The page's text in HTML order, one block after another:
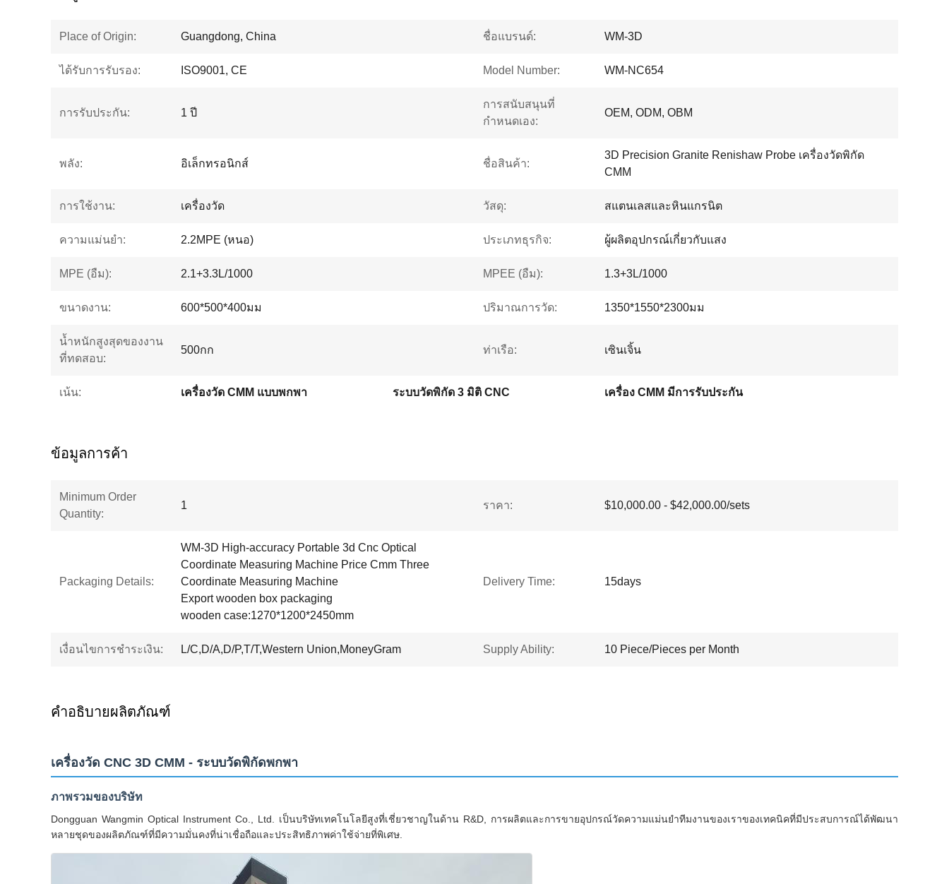
Place of Origin: Guangdong, China ชื่อแบรนด์: WM-3D
ได้รับการรับรอง: ISO9001, CE Model Number: WM-NC654
การรับประกัน: 1 ปี
การสนับสนุนที่
กำหนดเอง:
OEM, ODM, OBM
พลัง: อิเล็กทรอนิกส์ ชื่อสินค้า:
3D Precision Granite Renishaw Probe เครื่องวัดพิกัด
CMM
การใช้งาน: เครื่องวัด วัสดุ: สแตนเลสและหินแกรนิต
ความแม่นยำ: 2.2MPE (หนอ) ประเภทธุรกิจ: ผู้ผลิตอุปกรณ์เกี่ยวกับแสง
MPE (อืม): 2.1+3.3L/1000 MPEE (อืม): 1.3+3L/1000
ขนาดงาน: 600*500*400มม ปริมาณการวัด: 1350*1550*2300มม
น้ำหนักสูงสุดของงาน
ที่ทดสอบ:
500กก ท่าเรือ: เซินเจิ้น
เน้น: เครื่องวัด CMM แบบพกพา ระบบวัดพิกัด 3 มิติ CNC เครื่อง CMM มีการรับประกัน
ข้อมูลการค้า
Minimum Order
Quantity:
1 ราคา: $10,000.00 - $42,000.00/sets
Packaging Details:
WM-3D High-accuracy Portable 3d Cnc Optical
Coordinate Measuring Machine Price Cmm Three
Coordinate Measuring Machine
Export wooden box packaging
wooden case:1270*1200*2450mm
Delivery Time: 15days
เงื่อนไขการชำระเงิน: L/C,D/A,D/P,T/T,Western Union,MoneyGram Supply Ability: 10 Piece/Pieces per Month
คำอธิบายผลิตภัณฑ์
เครื่องวัด CNC 3D CMM - ระบบวัดพิกัดพกพา
ภาพรวมของบริษัท
Dongguan Wangmin Optical Instrument Co., Ltd. เป็นบริษัทเทคโนโลยีสูงที่เชี่ยวชาญในด้าน R&D, การผลิตและการขายอุปกรณ์วัดความแม่นยําทีมงานของเราของเทคนิคที่มีประสบการณ์ได้พัฒนา
หลายชุดของผลิตภัณฑ์ที่มีความมั่นคงที่น่าเชื่อถือและประสิทธิภาพค่าใช้จ่ายที่พิเศษ.